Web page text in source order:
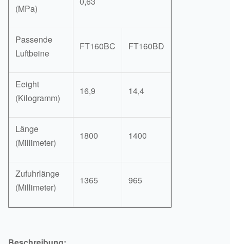
(MPa)
Passende
Luftbeine
FT160BC FT160BD
Eeight
(Kilogramm)
16,9 14,4
Länge
(Millimeter)
1800 1400
Zufuhrlänge
(Millimeter)
1365 965